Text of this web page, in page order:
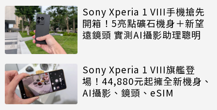
Sony Xperia 1 VIII手機搶先
開箱！5亮點礦石機身＋新望
遠鏡頭 實測AI攝影助理聰明
Sony Xperia 1 VIII旗艦登
場！44,880元起擁全新機身、
AI攝影、鏡頭、eSIM